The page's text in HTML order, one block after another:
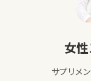
女性
サプリメ